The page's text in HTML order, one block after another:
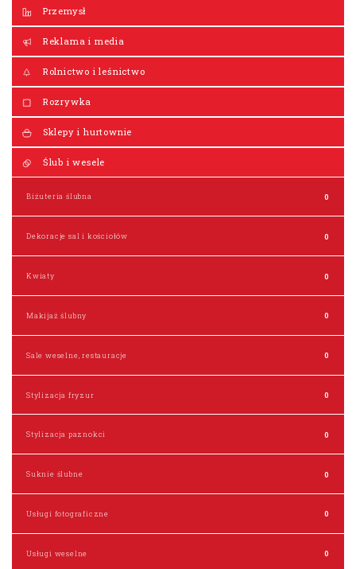
Przemysł
Reklama i media
Rolnictwo i leśnictwo
Rozrywka
Sklepy i hurtownie
Ślub i wesele
Biżuteria ślubna 0
Dekoracje sal i kościołów 0
Kwiaty 0
Makijaż ślubny 0
Sale weselne, restauracje 0
Stylizacja fryzur 0
Stylizacja paznokci 0
Suknie ślubne 0
Usługi fotograficzne 0
Usługi weselne 0